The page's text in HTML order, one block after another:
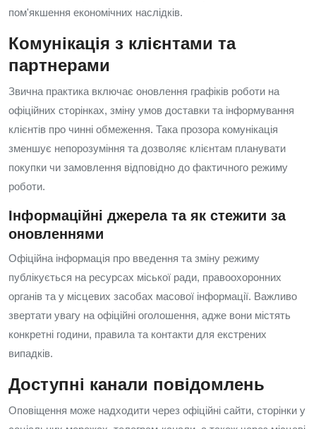
пом'якшення економічних наслідків.
Комунікація з клієнтами та
партнерами
Звична практика включає оновлення графіків роботи на
офіційних сторінках, зміну умов доставки та інформування
клієнтів про чинні обмеження. Така прозора комунікація
зменшує непорозуміння та дозволяє клієнтам планувати
покупки чи замовлення відповідно до фактичного режиму
роботи.
Інформаційні джерела та як стежити за
оновленнями
Офіційна інформація про введення та зміну режиму
публікується на ресурсах міської ради, правоохоронних
органів та у місцевих засобах масової інформації. Важливо
звертати увагу на офіційні оголошення, адже вони містять
конкретні години, правила та контакти для екстрених
випадків.
Доступні канали повідомлень
Оповіщення може надходити через офіційні сайти, сторінки у